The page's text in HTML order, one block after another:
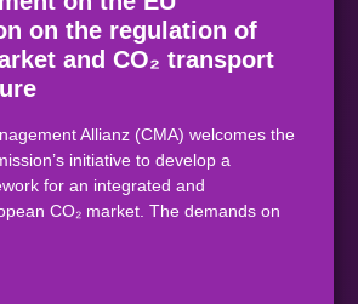
on the regulation of
and CO₂ transport
Allianz (CMA) welcomes the
initiative to develop a
for an integrated and
CO₂ market. The demands on